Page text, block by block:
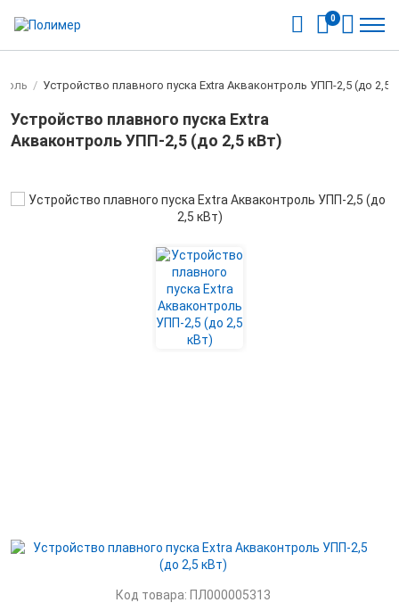
0
/ Устройство плавного пуска Extra Акваконтроль УПП-2,5 (до 2,5
Устройство плавного пуска Extra
Акваконтроль УПП-2,5 (до 2,5 кВт)
Код товара: ПЛ000005313